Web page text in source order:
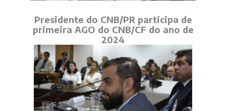
Presidente do CNB/PR participa de
primeira AGO do CNB/CF do ano de
2024